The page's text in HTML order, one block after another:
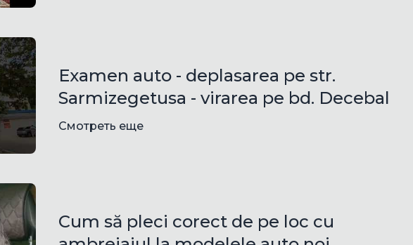
Examen auto - deplasarea pe str.
Sarmizegetusa - virarea pe bd. Decebal
Смотреть еще
Cum să pleci corect de pe loc cu